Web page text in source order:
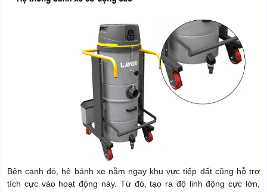
Bên cạnh đó, hệ bánh xe nằm ngay khu vực tiếp đất cũng hỗ trợ
tích cực vào hoạt động này. Từ đó, tạo ra độ linh động cực lớn,